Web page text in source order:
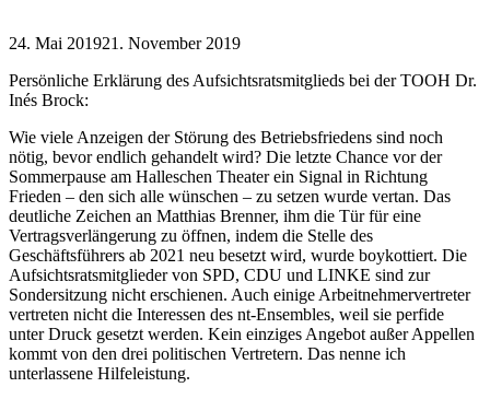
24. Mai 201921. November 2019
Persönliche Erklärung des Aufsichtsratsmitglieds bei der TOOH Dr.
Inés Brock:
Wie viele Anzeigen der Störung des Betriebsfriedens sind noch
nötig, bevor endlich gehandelt wird? Die letzte Chance vor der
Sommerpause am Halleschen Theater ein Signal in Richtung
Frieden – den sich alle wünschen – zu setzen wurde vertan. Das
deutliche Zeichen an Matthias Brenner, ihm die Tür für eine
Vertragsverlängerung zu öffnen, indem die Stelle des
Geschäftsführers ab 2021 neu besetzt wird, wurde boykottiert. Die
Aufsichtsratsmitglieder von SPD, CDU und LINKE sind zur
Sondersitzung nicht erschienen. Auch einige Arbeitnehmervertreter
vertreten nicht die Interessen des nt-Ensembles, weil sie perfide
unter Druck gesetzt werden. Kein einziges Angebot außer Appellen
kommt von den drei politischen Vertretern. Das nenne ich
unterlassene Hilfeleistung.